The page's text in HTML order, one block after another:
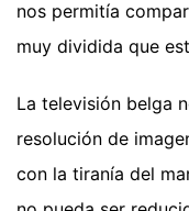
nos permitía
muy dividida que
La televisión belga
resolución de
con la tiranía del